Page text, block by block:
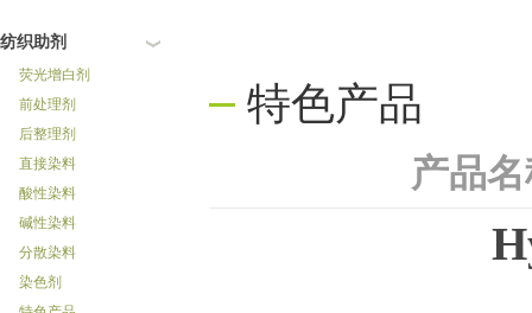
纺织助剂
荧光增白剂
前处理剂
后整理剂
直接染料
酸性染料
碱性染料
分散染料
染色剂
特色产品
产品